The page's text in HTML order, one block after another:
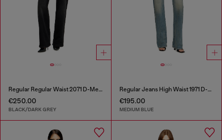
Regular Regular Waist 2071 D-Meel Joggjeans®
€250.00
BLACK/DARK GREY
Regular Jeans High Waist 1971 D-Sent
€195.00
MEDIUM BLUE